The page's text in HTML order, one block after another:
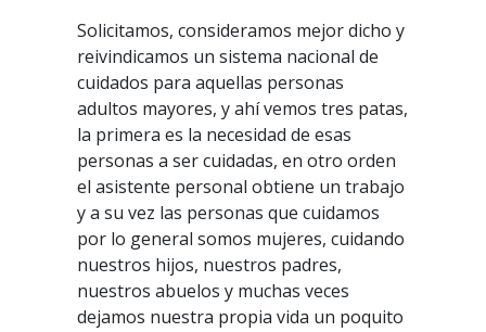
Solicitamos, consideramos mejor dicho y
reivindicamos un sistema nacional de
cuidados para aquellas personas
adultos mayores, y ahí vemos tres patas,
la primera es la necesidad de esas
personas a ser cuidadas, en otro orden
el asistente personal obtiene un trabajo
y a su vez las personas que cuidamos
por lo general somos mujeres, cuidando
nuestros hijos, nuestros padres,
nuestros abuelos y muchas veces
dejamos nuestra propia vida un poquito